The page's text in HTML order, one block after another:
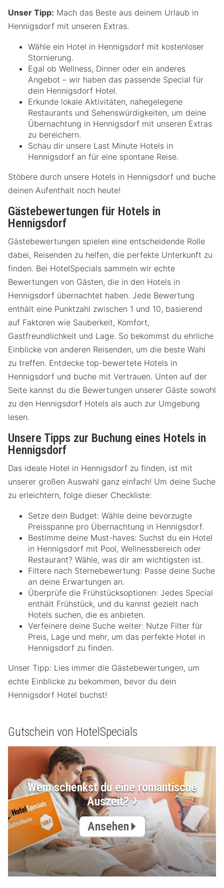
Unser Tipp: Mach das Beste aus deinem Urlaub in
Hennigsdorf mit unseren Extras.
Wähle ein Hotel in Hennigsdorf mit kostenloser
Stornierung.
Egal ob Wellness, Dinner oder ein anderes
Angebot – wir haben das passende Special für
dein Hennigsdorf Hotel.
Erkunde lokale Aktivitäten, nahegelegene
Restaurants und Sehenswürdigkeiten, um deine
Übernachtung in Hennigsdorf mit unseren Extras
zu bereichern.
Schau dir unsere Last Minute Hotels in
Hennigsdorf an für eine spontane Reise.
Stöbere durch unsere Hotels in Hennigsdorf und buche
deinen Aufenthalt noch heute!
Gästebewertungen für Hotels in
Hennigsdorf
Gästebewertungen spielen eine entscheidende Rolle
dabei, Reisenden zu helfen, die perfekte Unterkunft zu
finden. Bei HotelSpecials sammeln wir echte
Bewertungen von Gästen, die in den Hotels in
Hennigsdorf übernachtet haben. Jede Bewertung
enthält eine Punktzahl zwischen 1 und 10, basierend
auf Faktoren wie Sauberkeit, Komfort,
Gastfreundlichkeit und Lage. So bekommst du ehrliche
Einblicke von anderen Reisenden, um die beste Wahl
zu treffen. Entdecke top-bewertete Hotels in
Hennigsdorf und buche mit Vertrauen. Unten auf der
Seite kannst du die Bewertungen unserer Gäste sowohl
zu den Hennigsdorf Hotels als auch zur Umgebung
lesen.
Unsere Tipps zur Buchung eines Hotels in
Hennigsdorf
Das ideale Hotel in Hennigsdorf zu finden, ist mit
unserer großen Auswahl ganz einfach! Um deine Suche
zu erleichtern, folge dieser Checkliste:
Setze dein Budget: Wähle deine bevorzugte
Preisspanne pro Übernachtung in Hennigsdorf.
Bestimme deine Must-haves: Suchst du ein Hotel
in Hennigsdorf mit Pool, Wellnessbereich oder
Restaurant? Wähle, was dir am wichtigsten ist.
Filtere nach Sternebewertung: Passe deine Suche
an deine Erwartungen an.
Überprüfe die Frühstücksoptionen: Jedes Special
enthält Frühstück, und du kannst gezielt nach
Hotels suchen, die es anbieten.
Verfeinere deine Suche weiter: Nutze Filter für
Preis, Lage und mehr, um das perfekte Hotel in
Hennigsdorf zu finden.
Unser Tipp: Lies immer die Gästebewertungen, um
echte Einblicke zu bekommen, bevor du dein
Hennigsdorf Hotel buchst!
Gutschein von HotelSpecials
Wem schenkst du eine romantische
Auszeit?
Ansehen